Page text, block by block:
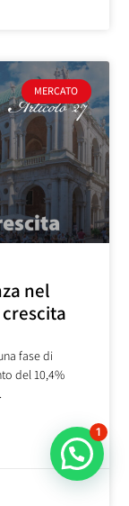
MERCATO
nel
fase di
del 10,4%
1